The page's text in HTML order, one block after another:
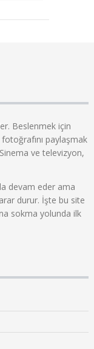
Beslenmek için
paylaşmak
ve televizyon,
devam eder ama
durur. İşte bu site
sokma yolunda ilk